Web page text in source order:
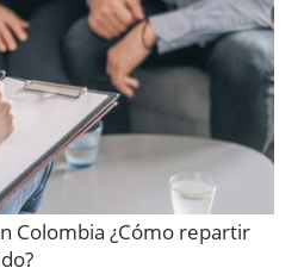
Colombia ¿Cómo repartir